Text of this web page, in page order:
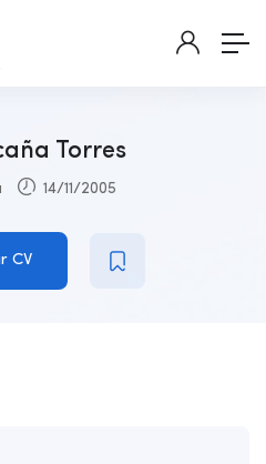
Torres
14/11/2005
CV